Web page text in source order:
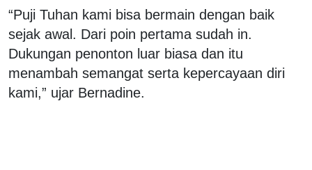
“Puji Tuhan kami bisa bermain dengan baik
sejak awal. Dari poin pertama sudah in.
Dukungan penonton luar biasa dan itu
menambah semangat serta kepercayaan diri
kami,” ujar Bernadine.